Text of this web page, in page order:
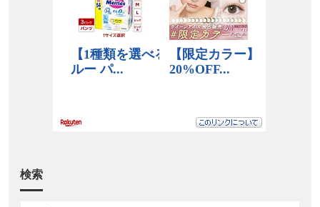
検索